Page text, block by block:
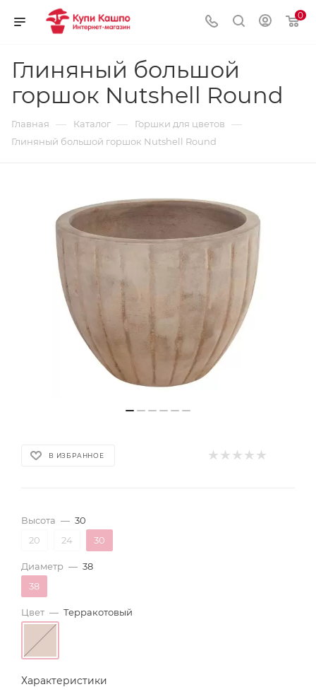
0
Глиняный большой
горшок Nutshell Round
Главная — Каталог — Горшки для цветов —
Глиняный большой горшок Nutshell Round
В ИЗБРАННОЕ
Высота — 30
20
24 30
Диаметр — 38
38
Цвет — Терракотовый
Характеристики